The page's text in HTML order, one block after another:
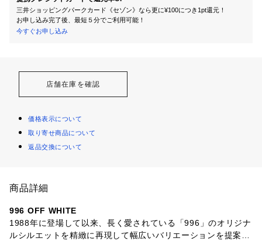
三井ショッピングパークカード《セゾン》なら更に¥100につき1pt還元！
お申し込み完了後、最短５分でご利用可能！
今すぐお申し込み
店舗在庫を確認
価格表示について
取り寄せ商品について
返品交換について
商品詳細
996 OFF WHITE
1988年に登場して以来、長く愛されている「996」のオリジナ
ルシルエットを精緻に再現して幅広いバリエーションを提案す